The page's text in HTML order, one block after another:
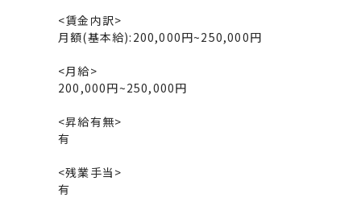
<賃金内訳>
月額(基本給):200,000円~250,000円
<月給>
200,000円~250,000円
<昇給有無>
有
<残業手当>
有